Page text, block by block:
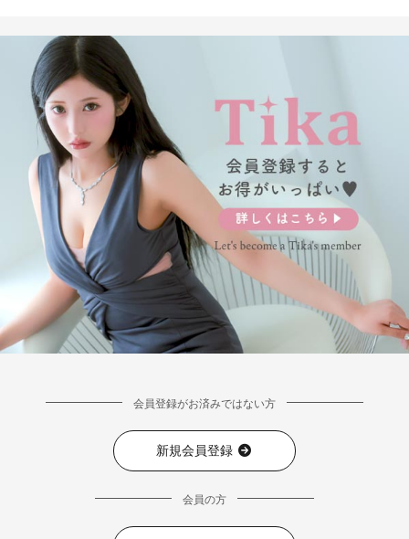
会員登録がお済みではない方
新規会員登録
会員の方